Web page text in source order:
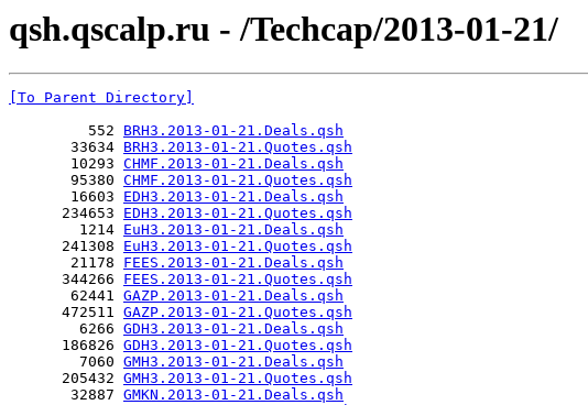
qsh.qscalp.ru - /Techcap/2013-01-21/
[To Parent Directory]
         552
BRH3.2013-01-21.Deals.qsh
       33634
BRH3.2013-01-21.Quotes.qsh
       10293
CHMF.2013-01-21.Deals.qsh
       95380
CHMF.2013-01-21.Quotes.qsh
       16603
EDH3.2013-01-21.Deals.qsh
      234653
EDH3.2013-01-21.Quotes.qsh
        1214
EuH3.2013-01-21.Deals.qsh
      241308
EuH3.2013-01-21.Quotes.qsh
       21178
FEES.2013-01-21.Deals.qsh
      344266
FEES.2013-01-21.Quotes.qsh
       62441
GAZP.2013-01-21.Deals.qsh
      472511
GAZP.2013-01-21.Quotes.qsh
        6266
GDH3.2013-01-21.Deals.qsh
      186826
GDH3.2013-01-21.Quotes.qsh
        7060
GMH3.2013-01-21.Deals.qsh
      205432
GMH3.2013-01-21.Quotes.qsh
       32887
GMKN.2013-01-21.Deals.qsh